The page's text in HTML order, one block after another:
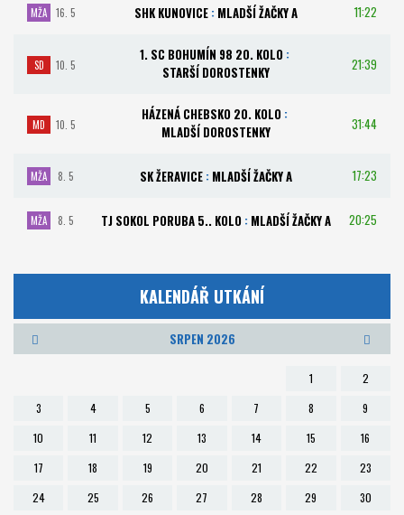
MŽA 16. 5 SHK KUNOVICE: MLADŠÍ ŽAČKY A 11:22
SD 10. 5
1. SC BOHUMÍN 98 20. KOLO :
STARŠÍ DOROSTENKY
21:39
MD 10. 5
HÁZENÁ CHEBSKO 20. KOLO :
MLADŠÍ DOROSTENKY
31:44
MŽA 8. 5 SK ŽERAVICE: MLADŠÍ ŽAČKY A 17:23
MŽA 8. 5 TJ SOKOL PORUBA 5.. KOLO : MLADŠÍ ŽAČKY A 20:25
KALENDÁŘ UTKÁNÍ
SRPEN 2026
1
2
3
4 5 6 7 8
9
10
11 12 13 14 15
16
17
18 19 20 21 22
23
24
25 26 27 28 29
30